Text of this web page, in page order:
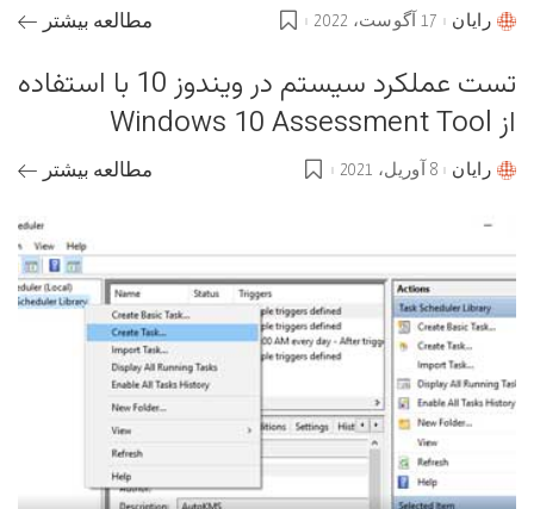
Postedرایان 17 آگوست، 2022 مطالعه بیشتر
تست عملکرد سیستم در ویندوز 10 با استفاده
از Windows 10 Assessment Tool
Postedرایان 8 آوریل، 2021 مطالعه بیشتر